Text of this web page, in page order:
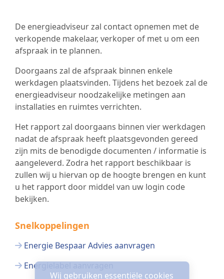
De energieadviseur zal contact opnemen met de
verkopende makelaar, verkoper of met u om een
afspraak in te plannen.
Doorgaans zal de afspraak binnen enkele
werkdagen plaatsvinden. Tijdens het bezoek zal de
energieadviseur noodzakelijke metingen aan
installaties en ruimtes verrichten.
Het rapport zal doorgaans binnen vier werkdagen
nadat de afspraak heeft plaatsgevonden gereed
zijn mits de benodigde documenten / informatie is
aangeleverd. Zodra het rapport beschikbaar is
zullen wij u hiervan op de hoogte brengen en kunt
u het rapport door middel van uw login code
bekijken.
Snelkoppelingen
Energie Bespaar Advies aanvragen
Energielabel aanvragen
Wij gebruiken essentiële cookies